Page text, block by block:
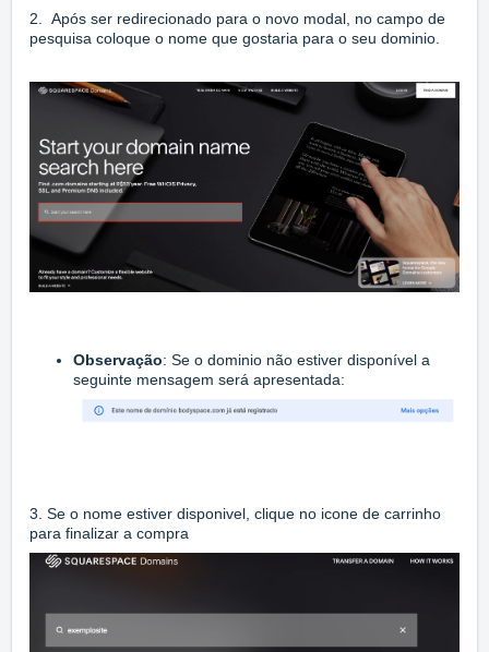
2. Após ser redirecionado para o novo modal, no campo de
pesquisa coloque o nome que gostaria para o seu dominio.
Observação: Se o dominio não estiver disponível a
seguinte mensagem será apresentada:
3. Se o nome estiver disponivel, clique no icone de carrinho
para finalizar a compra